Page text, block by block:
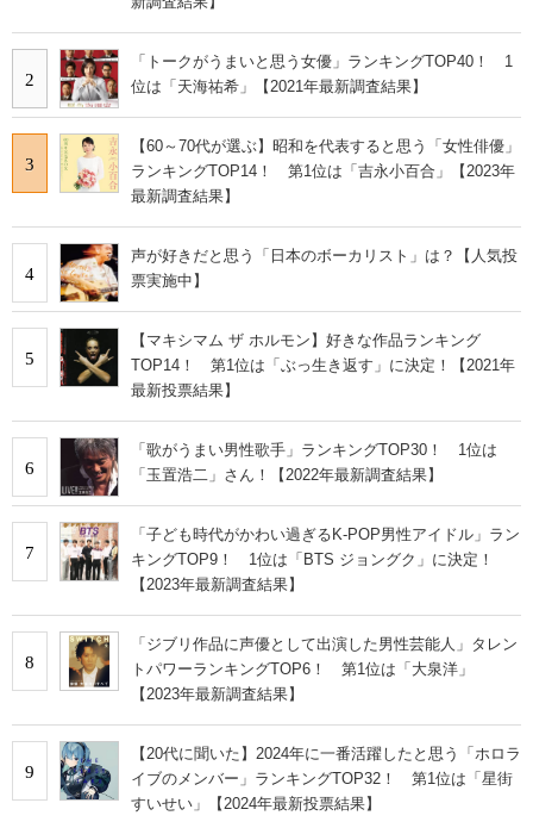
2
「トークがうまいと思う女優」ランキングTOP40！ 1
位は「天海祐希」【2021年最新調査結果】
3
【60～70代が選ぶ】昭和を代表すると思う「女性俳優」
ランキングTOP14！ 第1位は「吉永小百合」【2023年
最新調査結果】
4
声が好きだと思う「日本のボーカリスト」は？【人気投
票実施中】
5
【マキシマム ザ ホルモン】好きな作品ランキング
TOP14！ 第1位は「ぶっ生き返す」に決定！【2021年
最新投票結果】
6
「歌がうまい男性歌手」ランキングTOP30！ 1位は
「玉置浩二」さん！【2022年最新調査結果】
7
「子ども時代がかわい過ぎるK-POP男性アイドル」ラン
キングTOP9！ 1位は「BTS ジョングク」に決定！
【2023年最新調査結果】
8
「ジブリ作品に声優として出演した男性芸能人」タレン
トパワーランキングTOP6！ 第1位は「大泉洋」
【2023年最新調査結果】
9
【20代に聞いた】2024年に一番活躍したと思う「ホロラ
イブのメンバー」ランキングTOP32！ 第1位は「星街
すいせい」【2024年最新投票結果】